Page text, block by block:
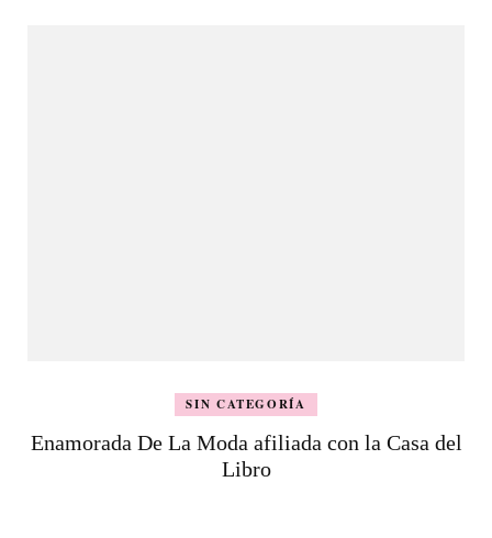
SIN CATEGORÍA
Enamorada De La Moda afiliada con la Casa del
Libro